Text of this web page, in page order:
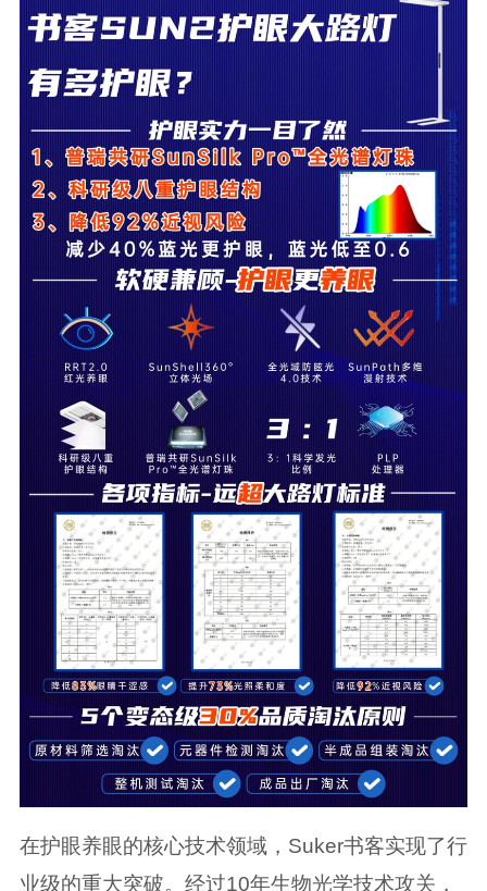
在护眼养眼的核心技术领域，Suker书客实现了行
业级的重大突破。经过10年生物光学技术攻关，